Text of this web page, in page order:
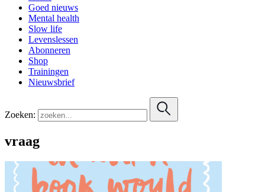
Goed nieuws
Mental health
Slow life
Levenslessen
Abonneren
Shop
Trainingen
Nieuwsbrief
Zoeken:
vraag